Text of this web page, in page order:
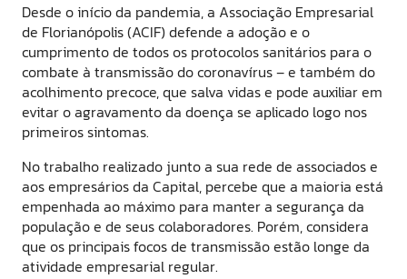
Desde o início da pandemia, a Associação Empresarial
de Florianópolis (ACIF) defende a adoção e o
cumprimento de todos os protocolos sanitários para o
combate à transmissão do coronavírus – e também do
acolhimento precoce, que salva vidas e pode auxiliar em
evitar o agravamento da doença se aplicado logo nos
primeiros sintomas.
No trabalho realizado junto a sua rede de associados e
aos empresários da Capital, percebe que a maioria está
empenhada ao máximo para manter a segurança da
população e de seus colaboradores. Porém, considera
que os principais focos de transmissão estão longe da
atividade empresarial regular.